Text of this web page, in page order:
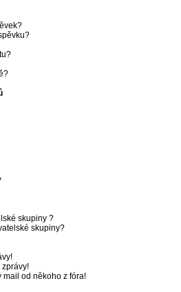
skupiny ?
skupiny?
zprávy!
mail od někoho z fóra!